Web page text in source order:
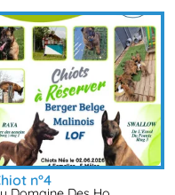
chiot n°4